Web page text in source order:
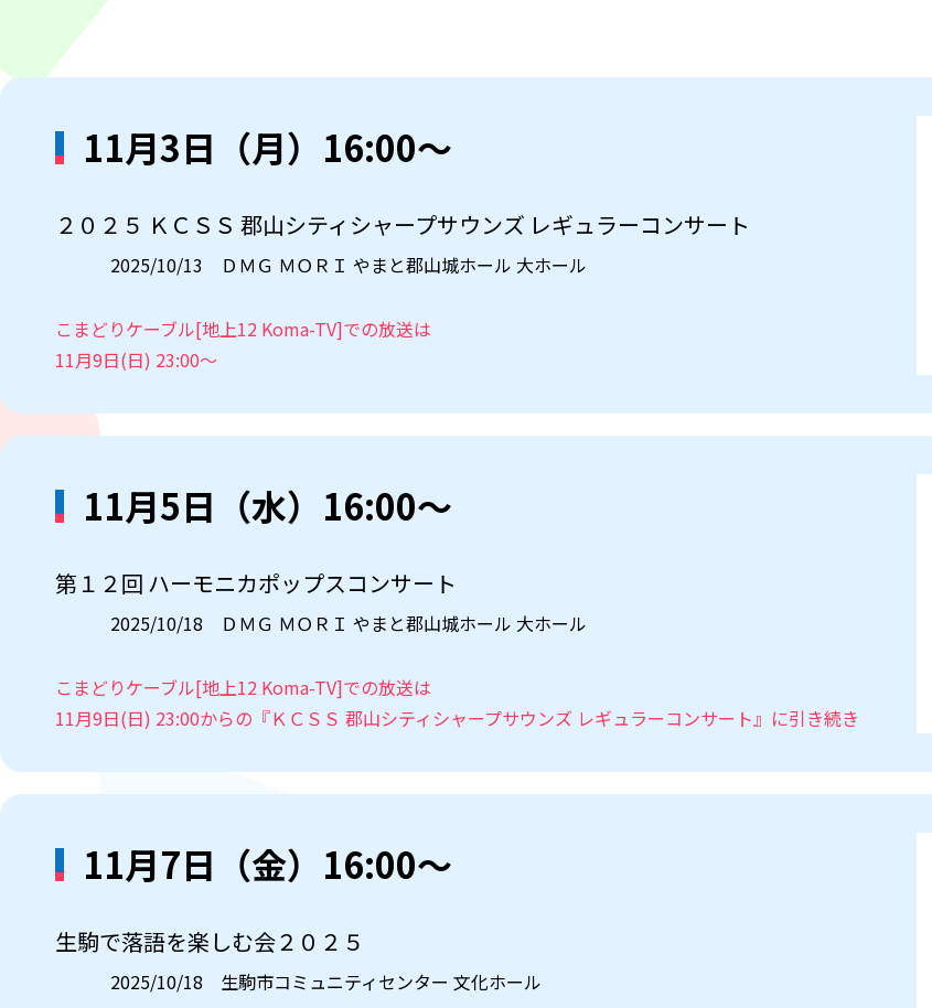
11月3日（月）16:00～
２０２５ ＫＣＳＳ 郡山シティシャープサウンズ レギュラーコンサート
2025/10/13 ＤＭＧ ＭＯＲＩ やまと郡山城ホール 大ホール
こまどりケーブル[地上12 Koma-TV]での放送は
11月9日(日) 23:00～
11月5日（水）16:00～
第１２回 ハーモニカポップスコンサート
2025/10/18 ＤＭＧ ＭＯＲＩ やまと郡山城ホール 大ホール
こまどりケーブル[地上12 Koma-TV]での放送は
11月9日(日) 23:00からの『ＫＣＳＳ 郡山シティシャープサウンズ レギュラーコンサート』に引き続き
11月7日（金）16:00～
生駒で落語を楽しむ会２０２５
2025/10/18 生駒市コミュニティセンター 文化ホール